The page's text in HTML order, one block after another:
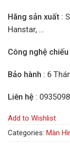
Hãng sản xuất :
Hanstar, …
Công nghệ
Bảo hành : 6
Liên hệ :
Add to Wishlist
Categories: Màn